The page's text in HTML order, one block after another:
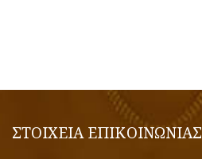
ΣΤΟΙΧΕΙΑ ΕΠΙΚΟΙΝΩΝΙΑΣ